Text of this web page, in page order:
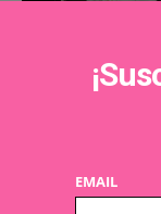
EMAIL